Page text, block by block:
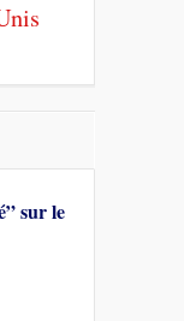
sur le